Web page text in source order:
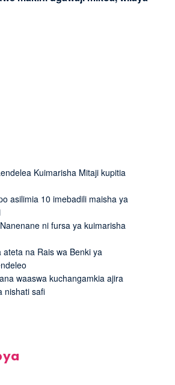
Kuimarisha Mitaji kupitia
asilimia 10 imebadili maisha ya
ni fursa ya kuimarisha
ateta na Rais wa Benki ya
waaswa kuchangamkia ajira
nishati safi